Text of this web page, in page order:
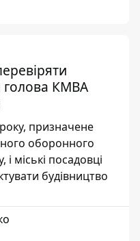
голова КМВА
призначене
оборонного
міські посадовці
будівництво